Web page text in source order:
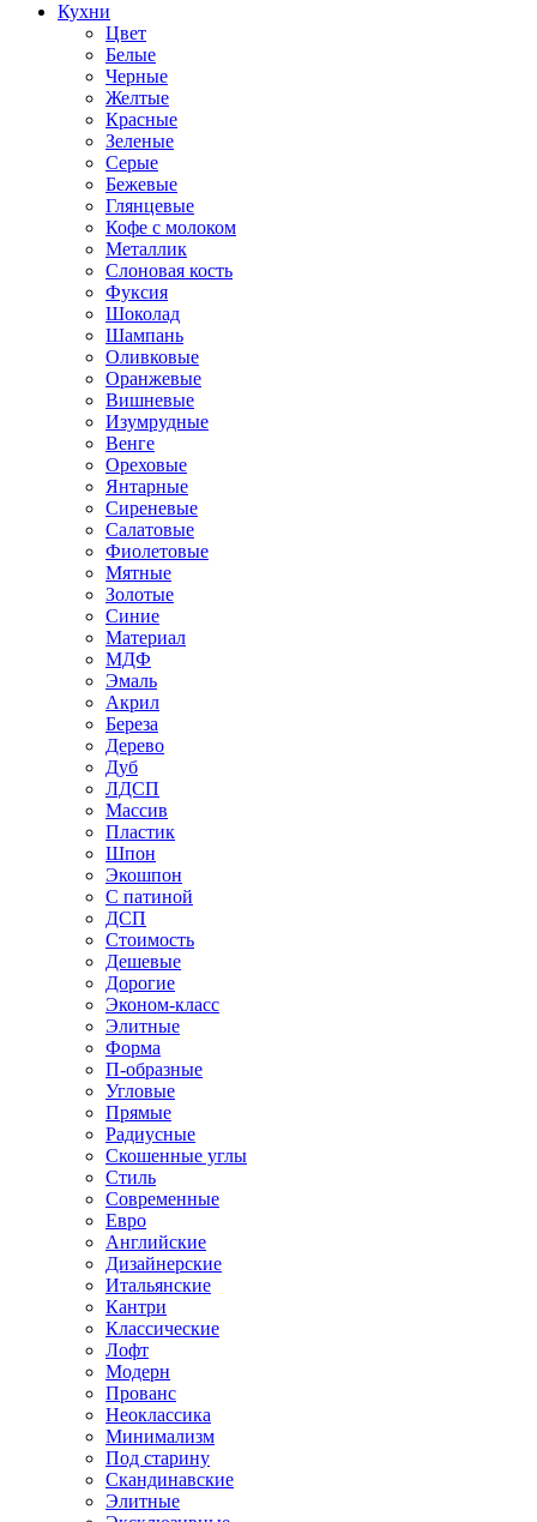
Кухни
Цвет
Белые
Черные
Желтые
Красные
Зеленые
Серые
Бежевые
Глянцевые
Кофе с молоком
Металлик
Слоновая кость
Фуксия
Шоколад
Шампань
Оливковые
Оранжевые
Вишневые
Изумрудные
Венге
Ореховые
Янтарные
Сиреневые
Салатовые
Фиолетовые
Мятные
Золотые
Синие
Материал
МДФ
Эмаль
Акрил
Береза
Дерево
Дуб
ЛДСП
Массив
Пластик
Шпон
Экошпон
С патиной
ДСП
Стоимость
Дешевые
Дорогие
Эконом-класс
Элитные
Форма
П-образные
Угловые
Прямые
Радиусные
Скошенные углы
Стиль
Современные
Евро
Английские
Дизайнерские
Итальянские
Кантри
Классические
Лофт
Модерн
Прованс
Неоклассика
Минимализм
Под старину
Скандинавские
Элитные